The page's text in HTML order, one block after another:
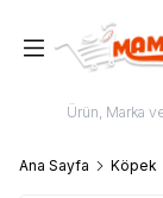
Ana Sayfa Köpek